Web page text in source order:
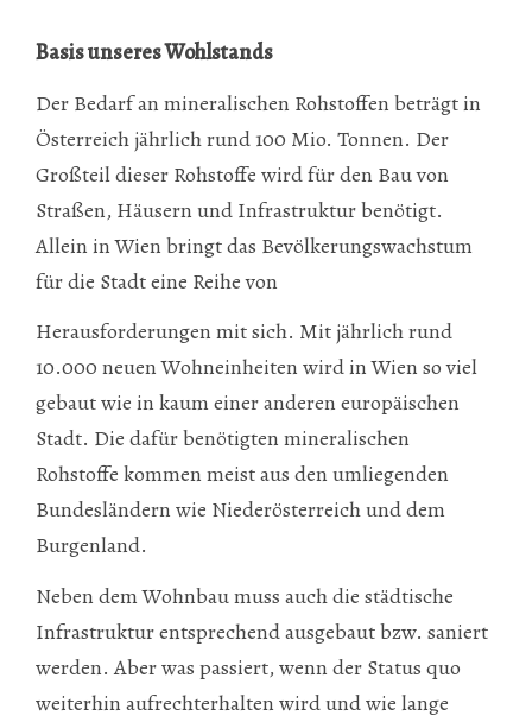
Basis unseres Wohlstands
Der Bedarf an mineralischen Rohstoffen beträgt in
Österreich jährlich rund 100 Mio. Tonnen. Der
Großteil dieser Rohstoffe wird für den Bau von
Straßen, Häusern und Infrastruktur benötigt.
Allein in Wien bringt das Bevölkerungswachstum
für die Stadt eine Reihe von
Herausforderungen mit sich. Mit jährlich rund
10.000 neuen Wohneinheiten wird in Wien so viel
gebaut wie in kaum einer anderen europäischen
Stadt. Die dafür benötigten mineralischen
Rohstoffe kommen meist aus den umliegenden
Bundesländern wie Nieder­österreich und dem
Burgenland.
Neben dem Wohnbau muss auch die städtische
Infrastruktur entsprechend ausgebaut bzw. saniert
werden. Aber was passiert, wenn der Status quo
weiterhin aufrechterhalten wird und wie lange